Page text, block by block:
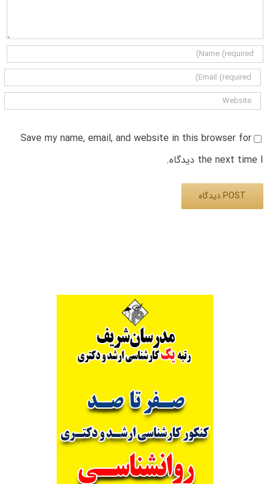
Save my name, email, and website in this browser for
the next time I دیدگاه.